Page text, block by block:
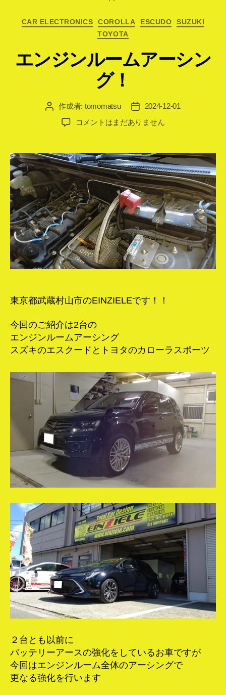
カ
テ
CAR ELECTRONICS COROLLA ESCUDO
SUZUKI
TOYOTA
エンジンルームアーシン
グ！
投 作成者: tomomatsu
投
稿
日
2024-12-01
エ
ン
ル
ー
ム
ア
ー
シ
ン
グ！
へ
の
コメントはまだありません
東京都武蔵村山市のEINZIELEです！！
今回のご紹介は2台の
エンジンルームアーシング
スズキのエスクードとトヨタのカローラスポーツ
２台とも以前に
バッテリーアースの強化をしているお車ですが
今回はエンジンルーム全体のアーシングで
更なる強化を行います